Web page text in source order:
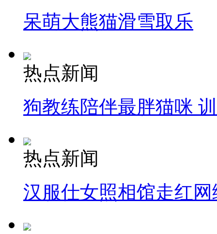
呆萌大熊猫滑雪取乐
热点新闻
狗教练陪伴最胖猫咪
热点新闻
汉服仕女照相馆走红网